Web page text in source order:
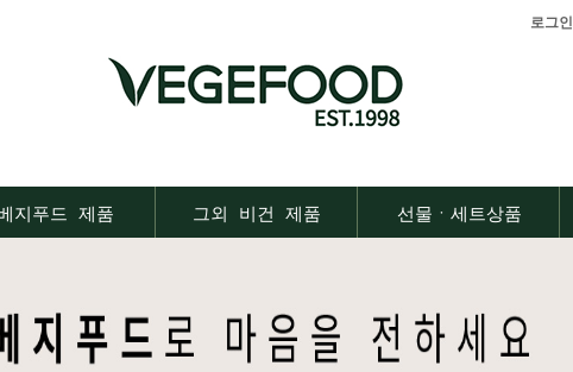
로그인
지푸드 제품 그외 비건 제품 선물ㆍ세트상품